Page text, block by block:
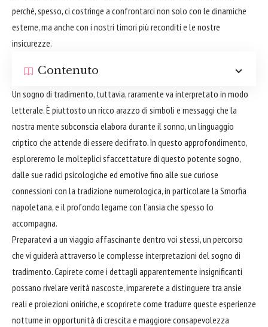
perché, spesso, ci costringe a confrontarci non solo con le dinamiche
esterne, ma anche con i nostri timori più reconditi e le nostre
insicurezze.
Contenuto
Un sogno di tradimento, tuttavia, raramente va interpretato in modo
letterale. È piuttosto un ricco arazzo di simboli e messaggi che la
nostra mente subconscia elabora durante il sonno, un linguaggio
criptico che attende di essere decifrato. In questo approfondimento,
esploreremo le molteplici sfaccettature di questo potente sogno,
dalle sue radici psicologiche ed emotive fino alle sue curiose
connessioni con la tradizione numerologica, in particolare la Smorfia
napoletana, e il profondo legame con l'ansia che spesso lo
accompagna.
Preparatevi a un viaggio affascinante dentro voi stessi, un percorso
che vi guiderà attraverso le complesse interpretazioni del sogno di
tradimento. Capirete come i dettagli apparentemente insignificanti
possano rivelare verità nascoste, imparerete a distinguere tra ansie
reali e proiezioni oniriche, e scoprirete come tradurre queste esperienze
notturne in opportunità di crescita e maggiore consapevolezza